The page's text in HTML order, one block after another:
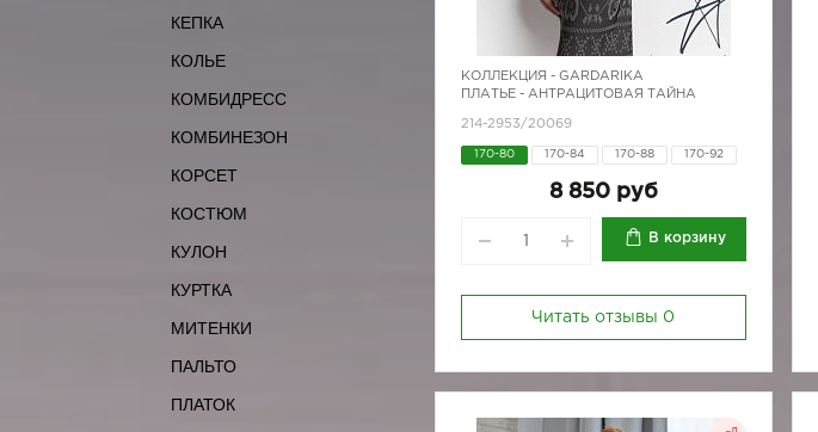
КЕПКА
КОЛЬЕ
КОМБИДРЕСС
КОМБИНЕЗОН
КОРСЕТ
КОСТЮМ
КУЛОН
КУРТКА
МИТЕНКИ
ПАЛЬТО
ПЛАТОК
КОЛЛЕКЦИЯ - GARDARIKA
ПЛАТЬЕ - АНТРАЦИТОВАЯ ТАЙНА
214-2953/20069
170-80 170-84 170-88 170-92
8 850 руб
В корзину
Читать отзывы 0